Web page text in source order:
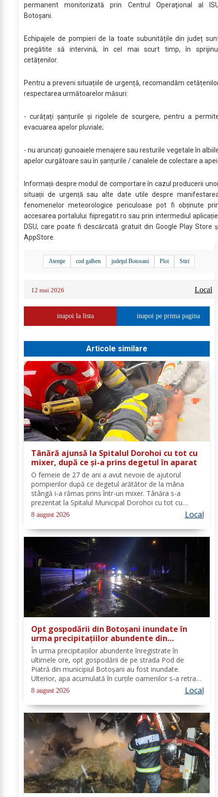
permanent monitorizată prin Centrul Operaţional al
Botoșani.
Echipajele de pompieri de la toate subunitățile din județ
pregătite să intervină, în cel mai scurt timp, în
cetățenilor.
Pentru a preveni situațiile de urgență, recomandăm
respectarea următoarelor măsuri:
- curățați șanțurile și rigolele de scurgere, pentru a
evacuarea apelor pluviale;
- nu aruncați gunoaiele menajere sau resturile vegetale în
apelor curgătoare sau în șanțurile / canalele de colectare a
Informații despre modul de comportare în cazul producerii
situații de urgență sau alte date utile despre
fenomenelor meteorologice periculoase pot fi obținute
accesarea portalului fiipregatit.ro sau prin intermediul
DSU, care poate fi descărcată gratuit din Google Play Store
AppStore.
Atenţie cod galben judeţul Botosani Ploi Stiri
12 mai 2026 Local
inapoi la lista inapoi pe prima pagina
Articole similare
Tânără ajunsă la Spitalul Dorohoi cu tot cu
mixer, după ce și-a prins degetul în aparat
O femeie de 27 de ani a avut nevoie de ajutorul
pompierilor după ce degetul arătător de la mâna
stângă i-a rămas prins într-un mixer. Tânăra s-a
prezentat la Spitalul Municipal Dorohoi cu tot cu
aparatul electrocasnic, iar medicii au solicitat
intervenția salvatorilor. Pompierii din cadrul...
8 august 2026 Local
Opt gospodării din Botoșani inundate în
urma precipitațiilor abundente din
ultimele ore
În urma precipitațiilor abundente înregistrate în
ultimele ore, opt gospodării de pe strada Pod de
Piatră din municipiul Botoșani au fost inundate.
Ulterior, apa acumulată în curțile oamenilor s-a retras
pe carosabil. Pentru evacuarea apei, pompierii militari
din cadrul Detașamentului Botoșani au...
8 august 2026 Local